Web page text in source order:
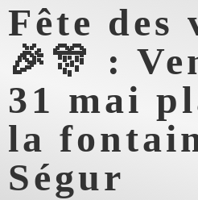
Fête des
🎉🎊 :
31 mai
la
Ségur